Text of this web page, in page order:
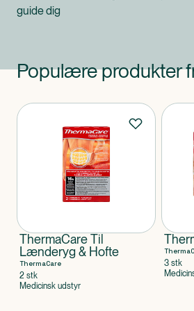
guide dig
Populære produkter
Produkter
ThermaCare Til
Lænderyg & Hofte
ThermaCare
2 stk
Medicinsk udstyr
3 stk